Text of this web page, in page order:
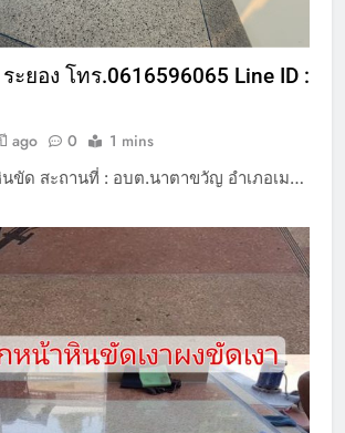
ยอง โทร.0616596065 Line ID :
ago 0 1 mins
ขัด สะถานที่ : อบต.นาตาขวัญ อำเภอเม…